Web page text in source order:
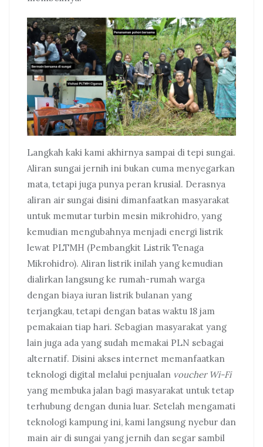
Langkah kaki kami akhirnya sampai di tepi sungai.
Aliran sungai jernih ini bukan cuma menyegarkan
mata, tetapi juga punya peran krusial. Derasnya
aliran air sungai disini dimanfaatkan masyarakat
untuk memutar turbin mesin mikrohidro, yang
kemudian mengubahnya menjadi energi listrik
lewat PLTMH (Pembangkit Listrik Tenaga
Mikrohidro). Aliran listrik inilah yang kemudian
dialirkan langsung ke rumah-rumah warga
dengan biaya iuran listrik bulanan yang
terjangkau, tetapi dengan batas waktu 18 jam
pemakaian tiap hari. Sebagian masyarakat yang
lain juga ada yang sudah memakai PLN sebagai
alternatif. Disini akses internet memanfaatkan
teknologi digital melalui penjualan voucher Wi-Fi
yang membuka jalan bagi masyarakat untuk tetap
terhubung dengan dunia luar. Setelah mengamati
teknologi kampung ini, kami langsung nyebur dan
main air di sungai yang jernih dan segar sambil